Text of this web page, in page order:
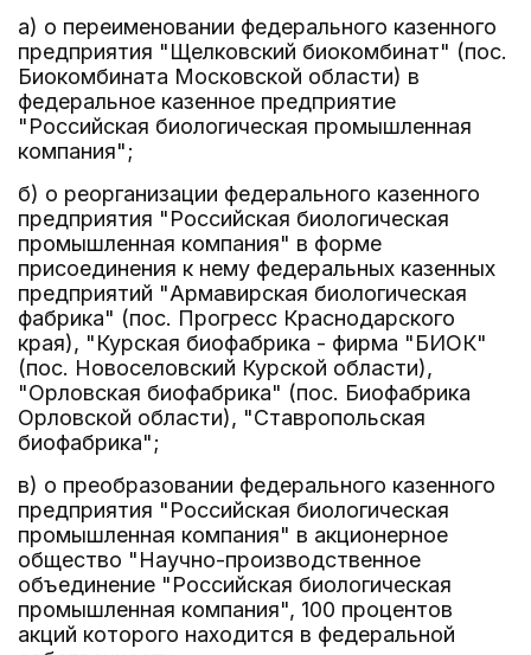
а) о переименовании федерального казенного
предприятия "Щелковский биокомбинат" (пос.
Биокомбината Московской области) в
федеральное казенное предприятие
"Российская биологическая промышленная
компания";
б) о реорганизации федерального казенного
предприятия "Российская биологическая
промышленная компания" в форме
присоединения к нему федеральных казенных
предприятий "Армавирская биологическая
фабрика" (пос. Прогресс Краснодарского
края), "Курская биофабрика - фирма "БИОК"
(пос. Новоселовский Курской области),
"Орловская биофабрика" (пос. Биофабрика
Орловской области), "Ставропольская
биофабрика";
в) о преобразовании федерального казенного
предприятия "Российская биологическая
промышленная компания" в акционерное
общество "Научно-производственное
объединение "Российская биологическая
промышленная компания", 100 процентов
акций которого находится в федеральной